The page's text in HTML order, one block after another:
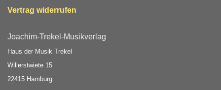
Vertrag widerrufen
Joachim-Trekel-Musikverlag
Haus der Musik Trekel
Willerstwiete 15
22415 Hamburg